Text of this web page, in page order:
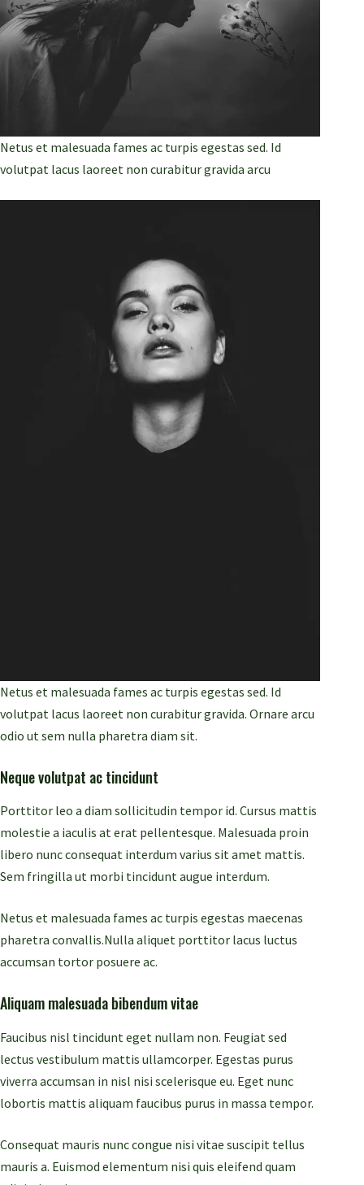
Netus et malesuada fames ac turpis egestas sed. Id
volutpat lacus laoreet non curabitur gravida arcu
Netus et malesuada fames ac turpis egestas sed. Id
volutpat lacus laoreet non curabitur gravida. Ornare arcu
odio ut sem nulla pharetra diam sit.
Neque volutpat ac tincidunt
Porttitor leo a diam sollicitudin tempor id. Cursus mattis
molestie a iaculis at erat pellentesque. Malesuada proin
libero nunc consequat interdum varius sit amet mattis.
Sem fringilla ut morbi tincidunt augue interdum.
Netus et malesuada fames ac turpis egestas maecenas
pharetra convallis.Nulla aliquet porttitor lacus luctus
accumsan tortor posuere ac.
Aliquam malesuada bibendum vitae
Faucibus nisl tincidunt eget nullam non. Feugiat sed
lectus vestibulum mattis ullamcorper. Egestas purus
viverra accumsan in nisl nisi scelerisque eu. Eget nunc
lobortis mattis aliquam faucibus purus in massa tempor.
Consequat mauris nunc congue nisi vitae suscipit tellus
mauris a. Euismod elementum nisi quis eleifend quam